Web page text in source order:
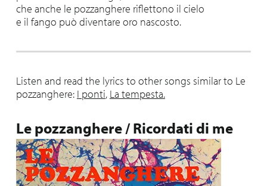
che anche le pozzanghere riflettono il cielo
e il fango può diventare oro nascosto.
Listen and read the lyrics to other songs similar to Le
pozzanghere: I ponti, La tempesta.
Le pozzanghere / Ricordati di me